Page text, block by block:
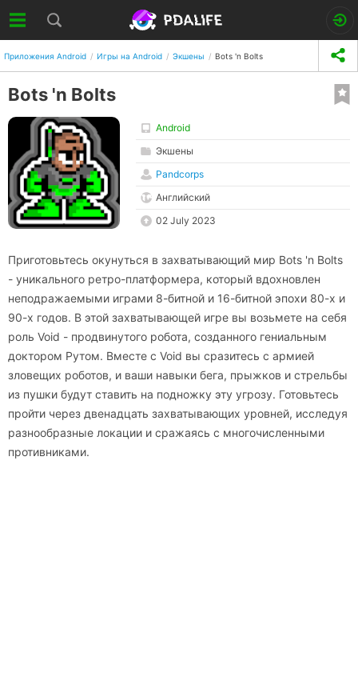
Приложения Android Игры на Android Экшены Bots 'n Bolts
Bots 'n Bolts
Android
Экшены
Pandcorps
Английский
02 July 2023
Приготовьтесь окунуться в захватывающий мир Bots 'n Bolts
- уникального ретро-платформера, который вдохновлен
неподражаемыми играми 8-битной и 16-битной эпохи 80-х и
90-х годов. В этой захватывающей игре вы возьмете на себя
роль Void - продвинутого робота, созданного гениальным
доктором Рутом. Вместе с Void вы сразитесь с армией
зловещих роботов, и ваши навыки бега, прыжков и стрельбы
из пушки будут ставить на подножку эту угрозу. Готовьтесь
пройти через двенадцать захватывающих уровней, исследуя
разнообразные локации и сражаясь с многочисленными
противниками.